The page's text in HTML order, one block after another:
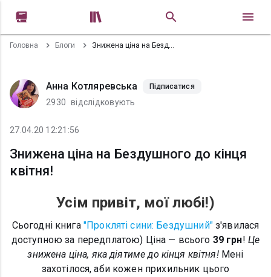
 
Головна Блоги Знижена ціна на Бездушного до кінця квітня!
Анна Котляревська Підписатися
2930 відслідковують
27.04.20 12:21:56
Знижена ціна на Бездушного до кінця
квітня!
Усім привіт, мої любі!)
Сьогодні книга "Прокляті сини: Бездушний"з'явилася
доступною за передплатою) Ціна — всього 39 грн! Це
знижена ціна, яка діятиме до кінця квітня!Мені
захотілося, аби кожен прихильник цього